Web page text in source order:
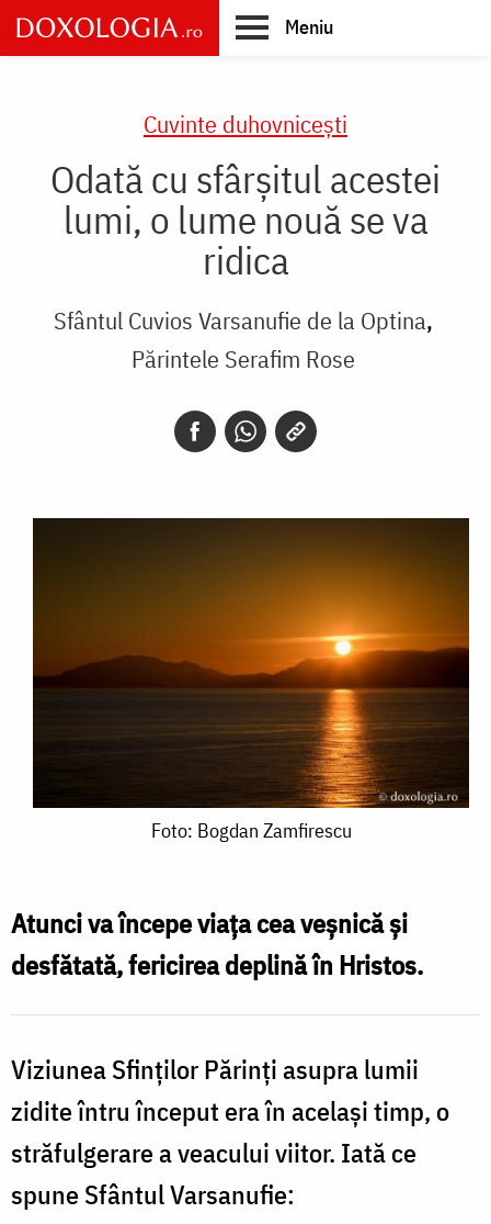
Skip
to
main
Meniu
Cuvinte duhovnicești
Odată cu sfârșitul acestei
lumi, o lume nouă se va
ridica
Sfântul Cuvios Varsanufie de la Optina
Părintele Serafim Rose
Zamfirescu
Foto: Bogdan Zamfirescu
Atunci va începe viața cea veșnică și
desfătată, fericirea deplină în Hristos.
Viziunea Sfinţilor Părinţi asupra lumii
zidite întru început era în acelaşi timp, o
străfulgerare a veacului viitor. Iată ce
spune Sfântul Varsanufie: